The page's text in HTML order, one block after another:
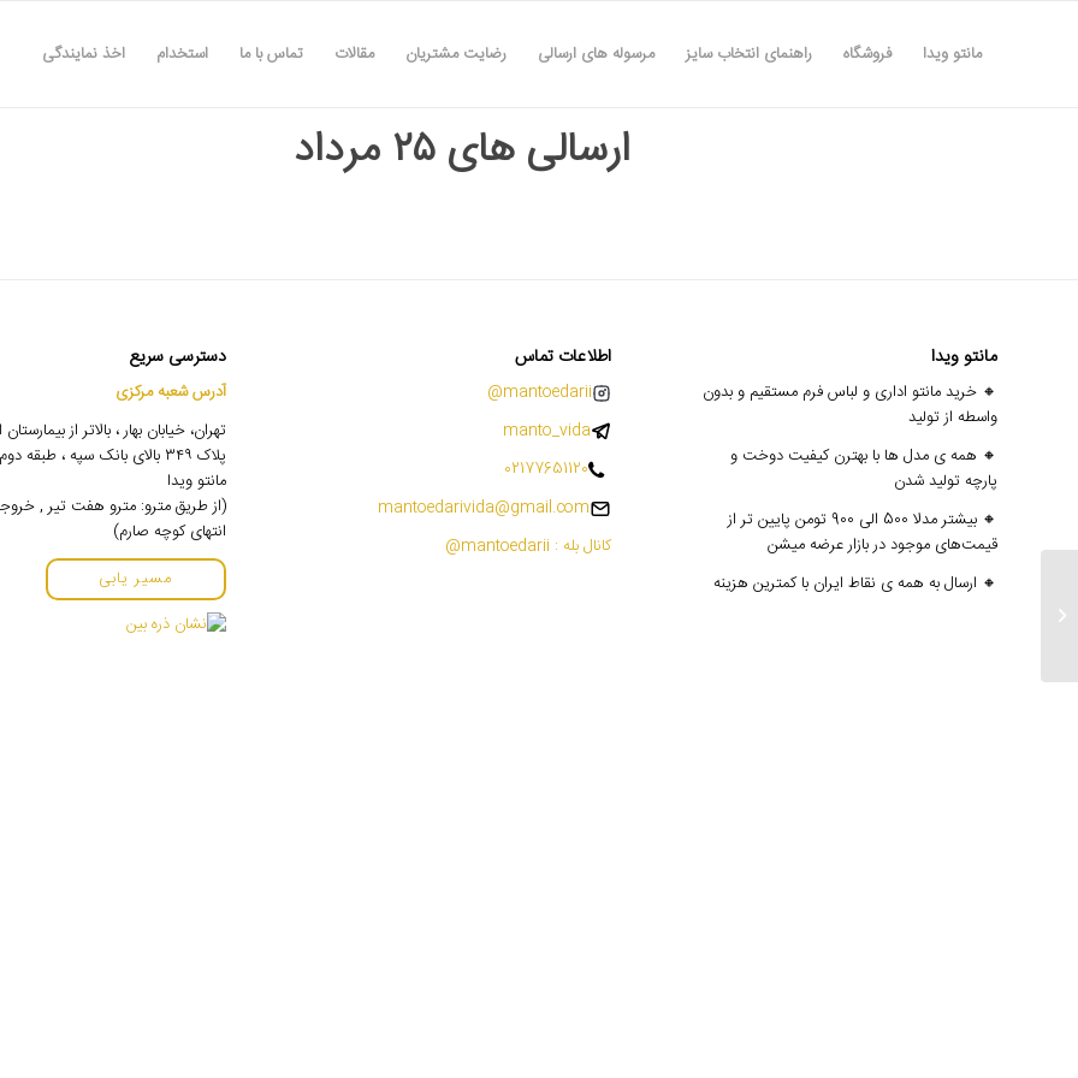
مانتو ویدا فروشگاه راهنمای انتخاب سایز مرسوله های ارسالی رضایت مشتریان مقالات تماس با ما استخدام اخذ نمایندگی
ارسالی های ۲۵ مرداد
مانتو ویدا
🔸 خرید مانتو اداری و لباس فرم مستقیم و بدون
واسطه از تولید
🔸 همه ی مدل ها با بهترن کیفیت دوخت و
پارچه تولید شدن
🔸 بیشتر مدلا 500 الی 900 تومن پایین تر از
قیمت‌های موجود در بازار عرضه میشن
🔸 ارسال به همه ی نقاط ایران با کمترین هزینه
اطلاعات تماس
mantoedarii@
manto_vida
02177651120
mantoedarivida@gmail.com
کانال بله : mantoedarii@
دسترسی سریع
آدرس شعبه مرکزی
تهران، خیابان بهار ، بالاتر از
پلاک ۳۴۹ بالای بانک سپه ،
مانتو ویدا
(از طریق مترو: مترو هفت تیر ,
انتهای کوچه صارم)
مسیر یابی